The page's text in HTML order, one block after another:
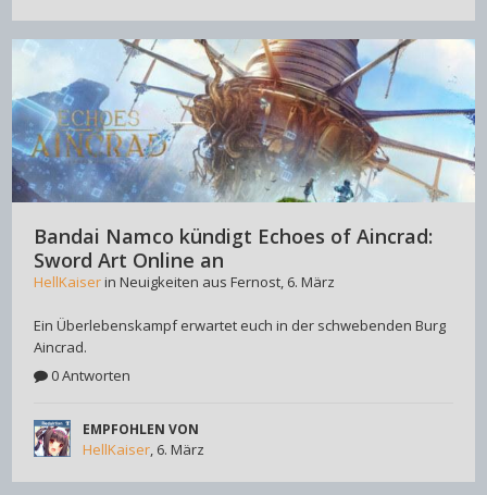
Bandai Namco kündigt Echoes of Aincrad:
Sword Art Online an
HellKaiserin Neuigkeiten aus Fernost, 6. März
Ein Überlebenskampf erwartet euch in der schwebenden Burg
Aincrad.
0 Antworten
EMPFOHLEN VON
HellKaiser, 6. März